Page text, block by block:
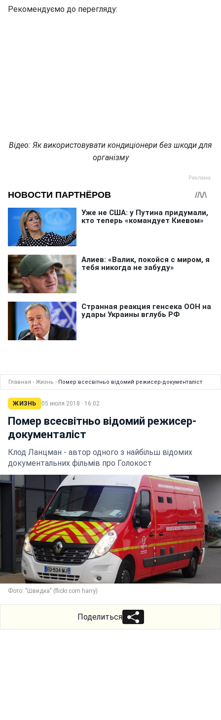
Рекомендуємо до перегляду:
Відео: Як використовувати кондиціонери без шкоди для
організму
Главная › Жизнь › Помер всесвітньо відомий режисер-документаліст
ЖИЗНЬ 05 июля 2018 · 16:02
Помер всесвітньо відомий режисер-
документаліст
Клод Ланцман - автор одного з найбільш відомих
документальних фільмів про Голокост
Фото: "Швидка" (flickr.com harry)
Поделиться